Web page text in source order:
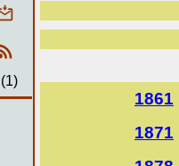
(1)
1861
1871